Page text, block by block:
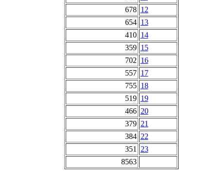
678 12
654 13
410 14
359 15
702 16
557 17
755 18
519 19
466 20
379 21
384 22
351
23
8563